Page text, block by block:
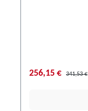
256,15 € 341,53 €